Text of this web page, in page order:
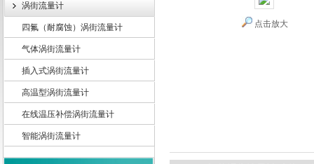
上海龙魁工业技术有限责任公司
涡街流量计
四氟（耐腐蚀）涡街流量计
气体涡街流量计
插入式涡街流量计
高温型涡街流量计
在线温压补偿涡街流量计
智能涡街流量计
点击放大